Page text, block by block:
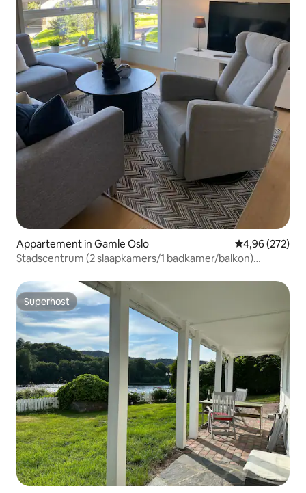
Appartement in Gamle Oslo Gemiddelde
4,96 (272)
Stadscentrum (2 slaapkamers/1 badkamer/balkon)
Superhost
Superhost